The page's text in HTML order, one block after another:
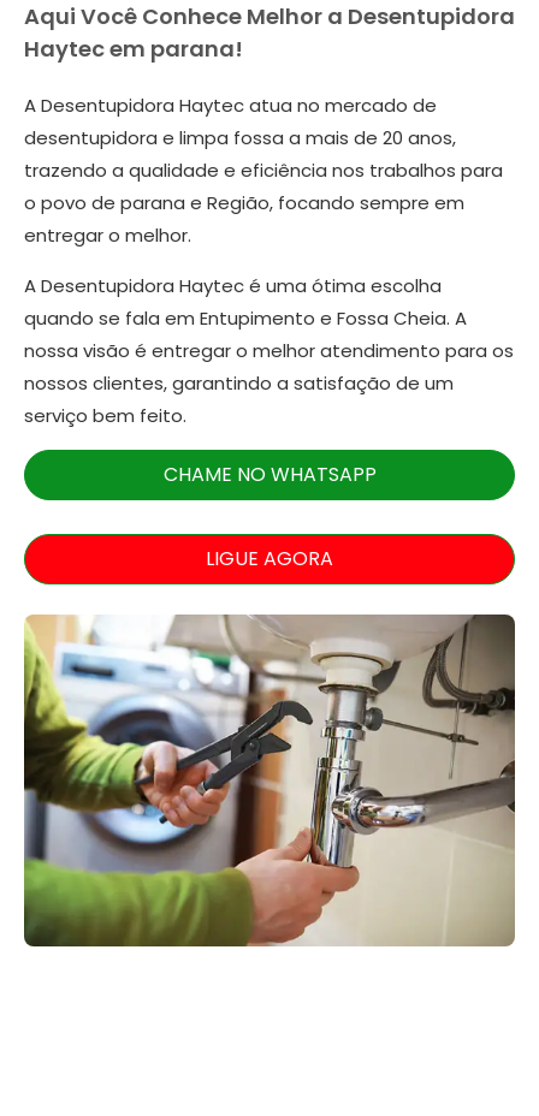
Aqui Você Conhece Melhor a Desentupidora
Haytec em parana!
A Desentupidora Haytec atua no mercado de
desentupidora e limpa fossa a mais de 20 anos,
trazendo a qualidade e eficiência nos trabalhos para
o povo de parana e Região, focando sempre em
entregar o melhor.
A Desentupidora Haytec é uma ótima escolha
quando se fala em Entupimento e Fossa Cheia. A
nossa visão é entregar o melhor atendimento para os
nossos clientes, garantindo a satisfação de um
serviço bem feito.
CHAME NO WHATSAPP
LIGUE AGORA